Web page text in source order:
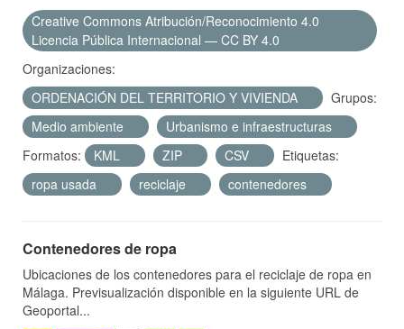
Creative Commons Atribución/Reconocimiento 4.0
Licencia Pública Internacional — CC BY 4.0
Organizaciones:
ORDENACIÓN DEL TERRITORIO Y VIVIENDA
Grupos:
Medio ambiente
Urbanismo e infraestructuras
Formatos:
KML ZIP CSV
Etiquetas:
ropa usada
reciclaje contenedores
Contenedores de ropa
Ubicaciones de los contenedores para el reciclaje de ropa en
Málaga. Previsualización disponible en la siguiente URL de
Geoportal...